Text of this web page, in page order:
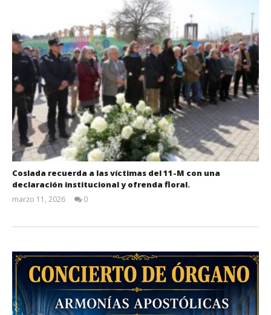
Coslada recuerda a las víctimas del 11-M con una
declaración institucional y ofrenda floral.
marzo 11, 2026
0